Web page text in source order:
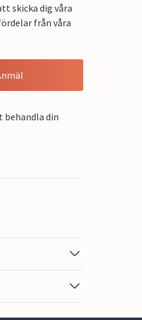
skicka dig våra
från våra
behandla din